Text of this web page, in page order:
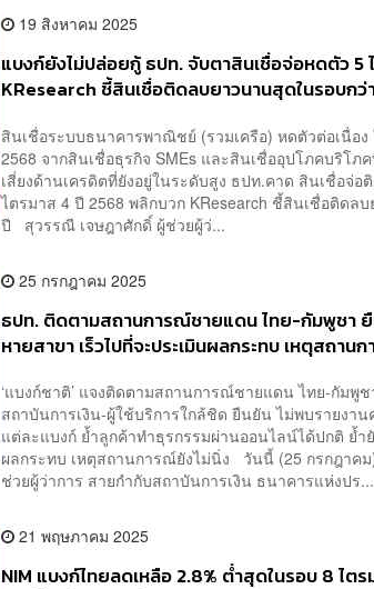
19 สิงหาคม 2025
แบงก์ยังไม่ปล่อยกู้ ธปท. จับตาสินเชื่อจ่อหดตัว 5
KResearch ชี้สินเชื่อติดลบยาวนานสุดในรอบกว่
สินเชื่อระบบธนาคารพาณิชย์ (รวมเครือ) หดตัวต่อเนื่อ
2568 จากสินเชื่อธุรกิจ SMEs และสินเชื่ออุปโภคบริโภ
เสี่ยงด้านเครดิตที่ยังอยู่ในระดับสูง ธปท.คาด สินเชื่อจ่
ไตรมาส 4 ปี 2568 พลิกบวก KResearch ชี้สินเชื่อติดล
ปี สุวรรณี เจษฎาศักดิ์ ผู้ช่วยผู้ว่...
25 กรกฎาคม 2025
ธปท. ติดตามสถานการณ์ชายแดน ไทย-กัมพูชา
หายสาขา เร็วไปที่จะประเมินผลกระทบ เหตุสถาน
‘แบงก์ชาติ’ แจงติดตามสถานการณ์ชายแดน ไทย-กัมพู
สถาบันการเงิน-ผู้ใช้บริการใกล้ชิด ยืนยัน ไม่พบรายงา
แต่ละแบงก์ ย้ำลูกค้าทำธุรกรรมผ่านออนไลน์ได้ปกติ ย้ำยั
ผลกระทบ เหตุสถานการณ์ยังไม่นิ่ง วันนี้ (25 กรกฎาค
ช่วยผู้ว่าการ สายกำกับสถาบันการเงิน ธนาคารแห่งปร...
21 พฤษภาคม 2025
NIM แบงก์ไทยลดเหลือ 2.8% ต่ำสุดในรอบ 8 ไต